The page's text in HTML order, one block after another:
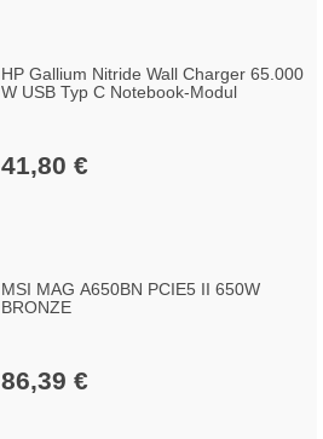
HP Gallium Nitride Wall Charger 65.000
W USB Typ C Notebook-Modul
41,80 €
MSI MAG A650BN PCIE5 II 650W
BRONZE
86,39 €